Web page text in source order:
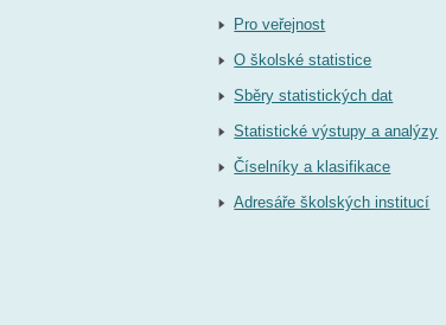
Pro veřejnost
O školské statistice
Sběry statistických dat
Statistické výstupy a analýzy
Číselníky a klasifikace
Adresáře školských institucí